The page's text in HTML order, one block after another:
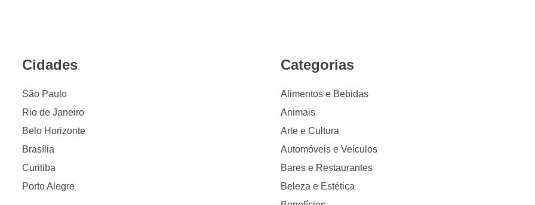
Cidades
São Paulo
Rio de Janeiro
Belo Horizonte
Brasília
Curitiba
Porto Alegre
Categorias
Alimentos e Bebidas
Animais
Arte e Cultura
Automóveis e Veículos
Bares e Restaurantes
Beleza e Estética